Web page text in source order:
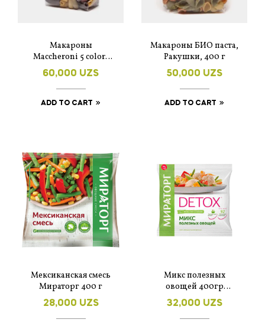
Макароны
Maccheroni 5 colori
500g – Dalla Costa
60,000 UZS
ADD TO CART
Макароны БИО паста,
Ракушки, 400 г
50,000 UZS
ADD TO CART
Мексиканская смесь
Мираторг 400 г
28,000 UZS
Микс полезных
овощей 400гр
Мираторг
32,000 UZS